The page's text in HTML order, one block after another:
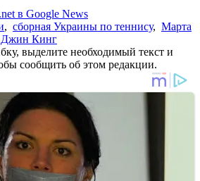
в Google News
, сборная Украины по теннису, Марта
Джин Кинг
выделите необходимый текст и
сообщить об этом редакции.